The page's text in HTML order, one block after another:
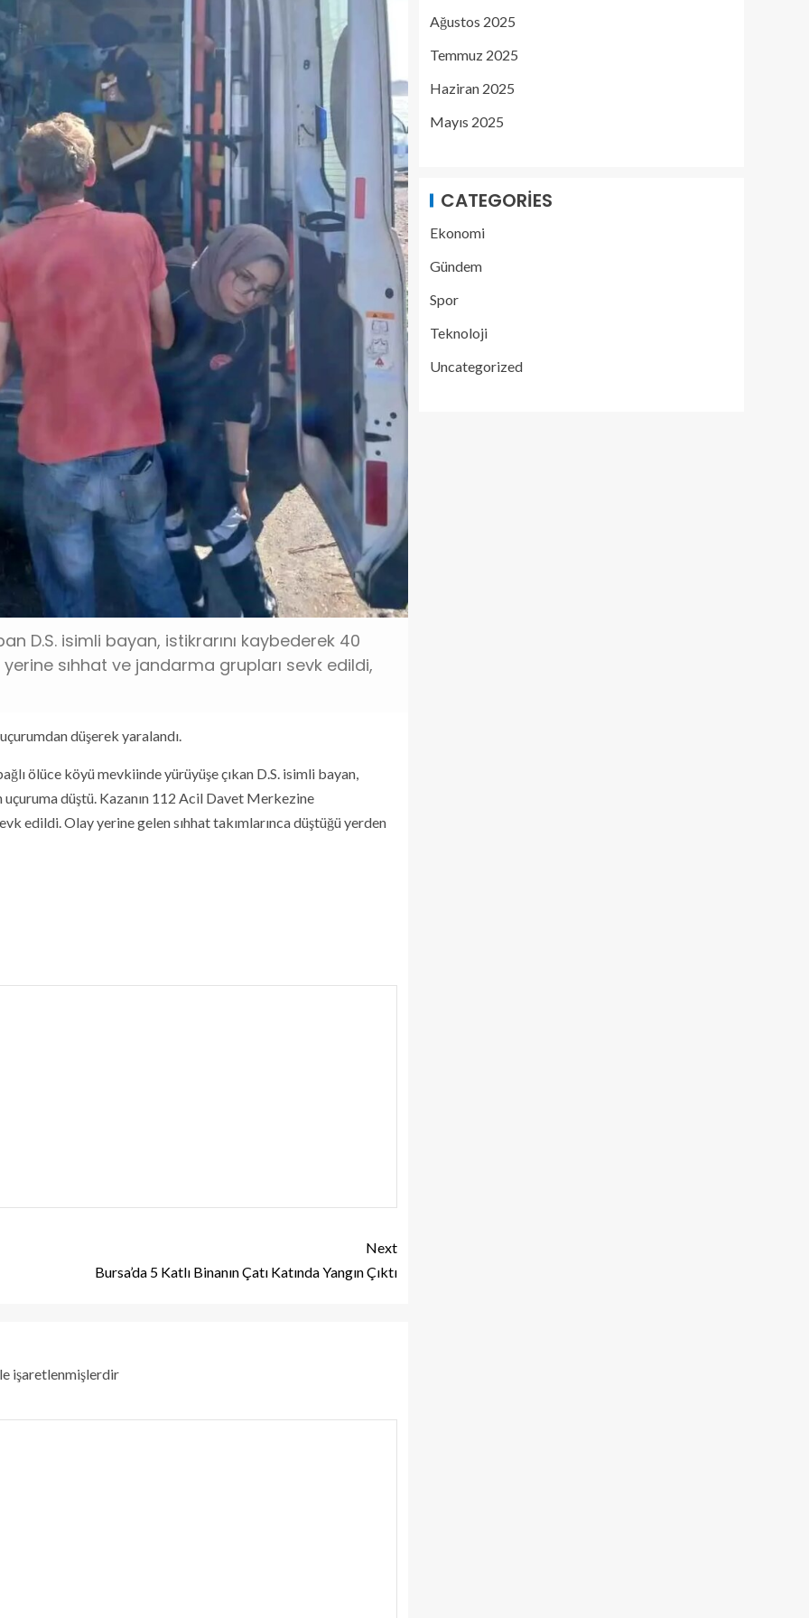
D.S. isimli bayan, istikrarını kaybederek 40
sıhhat ve jandarma grupları sevk edildi,
düşerek yaralandı.
ölüce köyü mevkiinde yürüyüşe çıkan D.S. isimli bayan,
düştü. Kazanın 112 Acil Davet Merkezine
edildi. Olay yerine gelen sıhhat takımlarınca düştüğü yerden
Next
Bursa’da 5 Katlı Binanın Çatı Katında Yangın Çıktı
işaretlenmişlerdir
Ağustos 2025
Temmuz 2025
Haziran 2025
Mayıs 2025
CATEGORIES
Ekonomi
Gündem
Spor
Teknoloji
Uncategorized